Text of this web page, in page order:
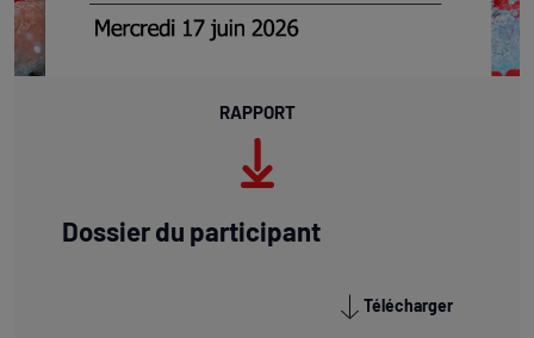
RAPPORT
Dossier du participant
Télécharger